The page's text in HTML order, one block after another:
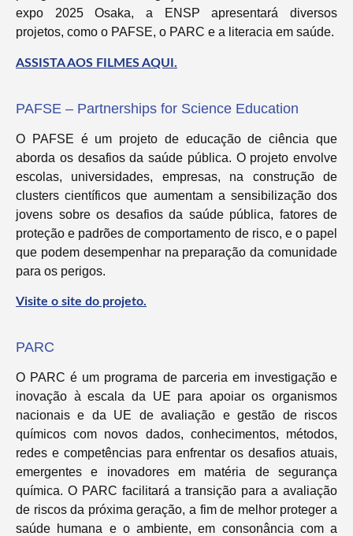
expo 2025 Osaka, a ENSP apresentará diversos
projetos, como o PAFSE, o PARC e a literacia em saúde.
ASSISTA AOS FILMES AQUI.
PAFSE – Partnerships for Science Education
O PAFSE é um projeto de educação de ciência que
aborda os desafios da saúde pública. O projeto envolve
escolas, universidades, empresas, na construção de
clusters científicos que aumentam a sensibilização dos
jovens sobre os desafios da saúde pública, fatores de
proteção e padrões de comportamento de risco, e o papel
que podem desempenhar na preparação da comunidade
para os perigos.
Visite o site do projeto.
PARC
O PARC é um programa de parceria em investigação e
inovação à escala da UE para apoiar os organismos
nacionais e da UE de avaliação e gestão de riscos
químicos com novos dados, conhecimentos, métodos,
redes e competências para enfrentar os desafios atuais,
emergentes e inovadores em matéria de segurança
química. O PARC facilitará a transição para a avaliação
de riscos da próxima geração, a fim de melhor proteger a
saúde humana e o ambiente, em consonância com a